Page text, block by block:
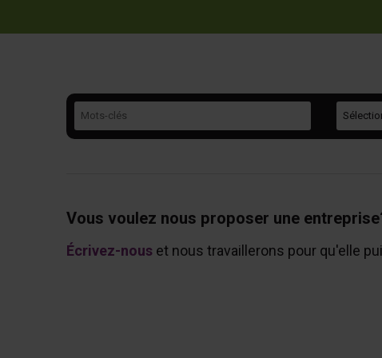
Vous voulez nous proposer une
Écrivez-nouset nous travaillerons pour qu'elle